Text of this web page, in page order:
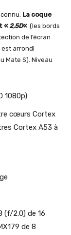
La coque
« 2,5D« (les bords
de l’écran
arrondi
Mate S). Niveau
1080p)
cœurs Cortex
Cortex A53 à
(f/2.0) de 16
de 8